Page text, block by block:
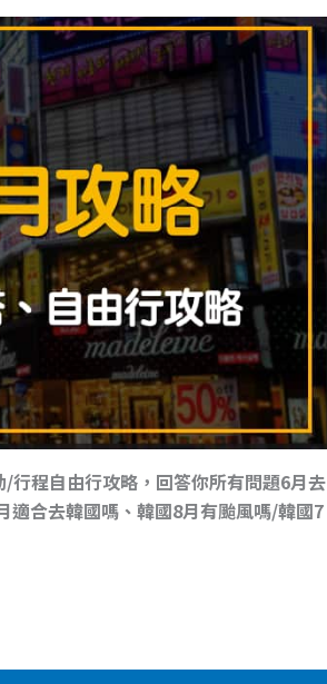
程自由行攻略，回答你所有問題6月去
適合去韓國嗎、韓國8月有颱風嗎/韓國7